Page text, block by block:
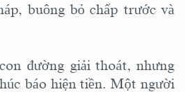
buông bỏ chấp trước và
đường giải thoát, nhưng
báo hiện tiền. Một người